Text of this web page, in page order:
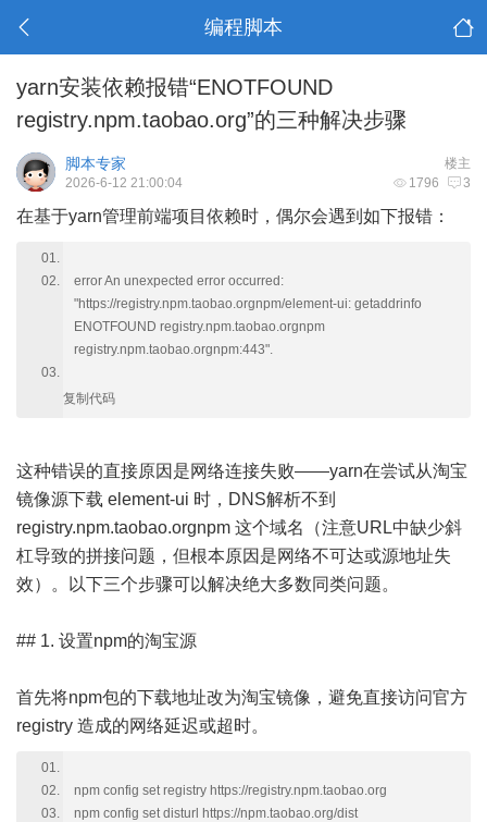
编程脚本
yarn安装依赖报错“ENOTFOUND
registry.npm.taobao.org”的三种解决步骤
楼主
脚本专家
1796 3
2026-6-12 21:00:04
在基于yarn管理前端项目依赖时，偶尔会遇到如下报错：
error An unexpected error occurred:
"https://registry.npm.taobao.orgnpm/element-ui: getaddrinfo
ENOTFOUND registry.npm.taobao.orgnpm
registry.npm.taobao.orgnpm:443".
复制代码
这种错误的直接原因是网络连接失败——yarn在尝试从淘宝
镜像源下载 element-ui 时，DNS解析不到
registry.npm.taobao.orgnpm 这个域名（注意URL中缺少斜
杠导致的拼接问题，但根本原因是网络不可达或源地址失
效）。以下三个步骤可以解决绝大多数同类问题。
## 1. 设置npm的淘宝源
首先将npm包的下载地址改为淘宝镜像，避免直接访问官方
registry 造成的网络延迟或超时。
npm config set registry https://registry.npm.taobao.org
npm config set disturl https://npm.taobao.org/dist